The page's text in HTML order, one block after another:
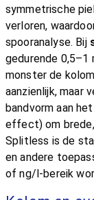
symmetrische
verloren,
spooranalyse. Bij
gedurende
monster de
aanzienlijk, maar
bandvorm aan
effect) om
Splitless is de
en andere
of ng/l-bereik